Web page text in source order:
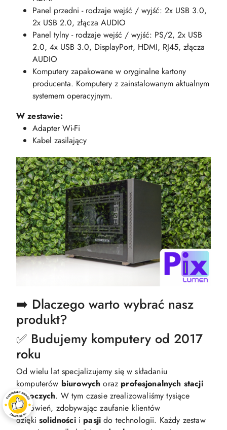
Panel przedni - rodzaje wejść / wyjść: 2x USB 3.0,
2x USB 2.0, złącza AUDIO
Panel tylny - rodzaje wejść / wyjść: PS/2, 2x USB
2.0, 4x USB 3.0, DisplayPort, HDMI, RJ45, złącza
AUDIO
Komputery zapakowane w oryginalne kartony
producenta. Komputery z zainstalowanym aktualnym
systemem operacyjnym.
W zestawie:
Adapter Wi-Fi
Kabel zasilający
➡️ Dlaczego warto wybrać nasz
produkt?
✅ Budujemy komputery od 2017
roku
Od wielu lat specjalizujemy się w składaniu
komputerów biurowych oraz profesjonalnych stacji
roboczych. W tym czasie zrealizowaliśmy tysiące
zamówień, zdobywając zaufanie klientów
dziękisolidnościi pasji do technologii. Każdy zestaw